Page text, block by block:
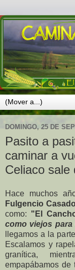
DOMINGO, 25 DE
Pasito a
caminar a
Celiaco sale
Hace muchos
Fulgencio Casado
como: "El
como viejos para
llegamos a la
Escalamos y
granítica,
empapábamos de